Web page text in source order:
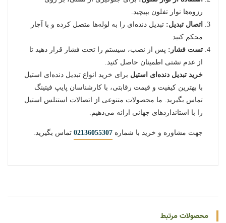
رزوه‌ها نوار تفلون بپیچید.
اتصال تبدیل: تبدیل دنده‌ای را به لوله‌ها متصل کرده و با آچار
محکم کنید.
تست فشار: پس از نصب، سیستم را تحت فشار قرار دهید تا
از عدم نشتی اطمینان حاصل کنید.
خرید تبدیل دنده‌ای استیل برای خرید انواع تبدیل دنده‌ای استیل
با بهترین کیفیت و قیمت رقابتی، با کارشناسان پایپ فیتینگ
تماس بگیرید. ما محصولات متنوعی از اتصالات استنلس استیل
را با استانداردهای جهانی ارائه می‌دهیم.
جهت مشاوره و خرید با شماره 02136055307 تماس بگیرید.
محصولات مرتبط